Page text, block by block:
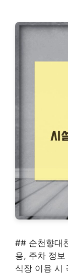
## 순천향대
용, 주차 정
식장 이용 시